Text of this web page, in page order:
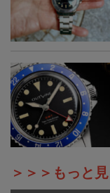
＞＞＞もっと